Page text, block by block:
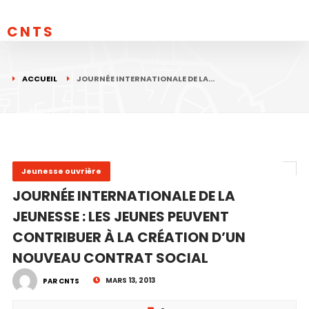
CNTS
ACCUEIL JOURNÉE INTERNATIONALE DE LA…
Jeunesse ouvrière
JOURNÉE INTERNATIONALE DE LA
JEUNESSE : LES JEUNES PEUVENT
CONTRIBUER À LA CRÉATION D’UN
NOUVEAU CONTRAT SOCIAL
PAR CNTS MARS 13, 2013